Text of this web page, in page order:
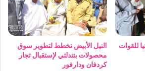
للقوات
النيل الأبيض تخطط لتطوير سوق
محصولات بتندلتي لإستقبال تجار
كردفان ودارفور